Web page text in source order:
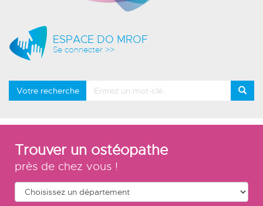
ESPACE DO MROF
Se connecter >>
Votre recherche
Trouver un ostéopathe
près de chez vous !